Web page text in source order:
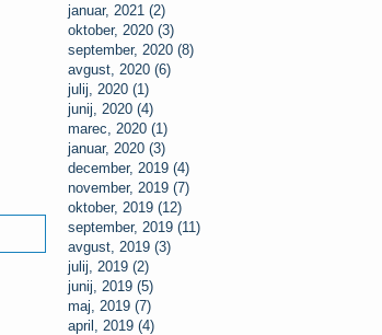
januar, 2021 (2)
oktober, 2020 (3)
september, 2020 (8)
avgust, 2020 (6)
julij, 2020 (1)
junij, 2020 (4)
marec, 2020 (1)
januar, 2020 (3)
december, 2019 (4)
november, 2019 (7)
oktober, 2019 (12)
september, 2019 (11)
avgust, 2019 (3)
julij, 2019 (2)
junij, 2019 (5)
maj, 2019 (7)
april, 2019 (4)